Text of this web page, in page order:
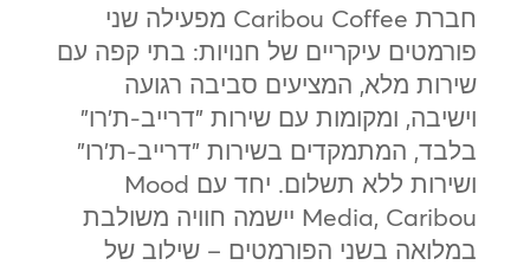
חברת Caribou Coffee מפעילה שני
פורמטים עיקריים של חנויות: בתי קפה עם
שירות מלא, המציעים סביבה רגועה
וישיבה, ומקומות עם שירות "דרייב-ת'רו"
בלבד, המתמקדים בשירות "דרייב-ת'רו"
ושירות ללא תשלום. יחד עם Mood
Media, Caribou יישמה חוויה משולבת
במלואה בשני הפורמטים – שילוב של